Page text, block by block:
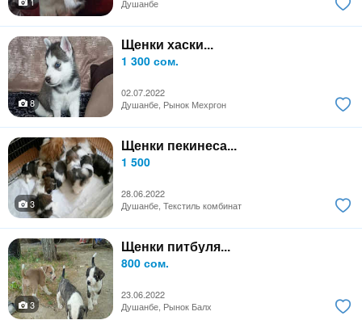
Душанбе
Щенки хаски...
1 300 сом.
02.07.2022
8
Душанбе, Рынок Мехргон
Щенки пекинеса...
1 500
28.06.2022
3
Душанбе, Текстиль комбинат
Щенки питбуля...
800 сом.
23.06.2022
3
Душанбе, Рынок Балх